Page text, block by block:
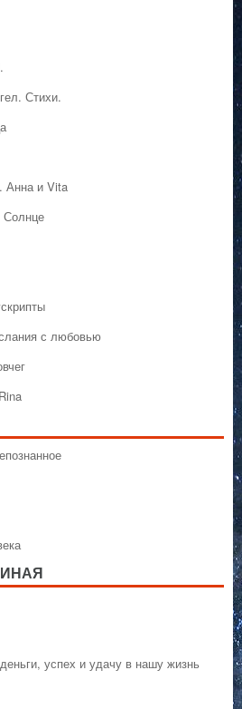
Стихи.
Анна и Vita
Солнце
с любовью
успех и удачу в нашу жизнь